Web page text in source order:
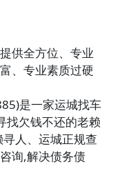
供全方位、专业
、专业素质过硬
是一家运城找车
找欠钱不还的老赖
人、运城正规查
询,解决债务债